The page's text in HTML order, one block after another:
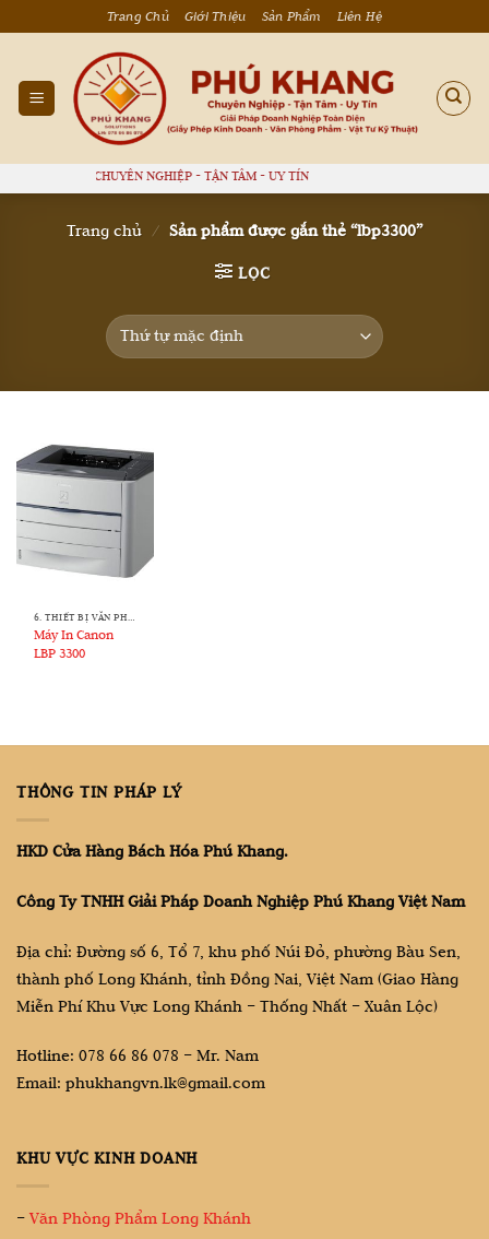
qua
dung
Trang Chủ Giới Thiệu Sản Phẩm Liên Hệ
KHANG - CHUYÊN NGHIỆP - TẬN TÂM - UY TÍN
Trang chủ / Sản phẩm được gắn thẻ “lbp3300”
LỌC
6. THIẾT BỊ VĂN PHÒNG
Máy In Canon
LBP 3300
THÔNG TIN PHÁP LÝ
HKD Cửa Hàng Bách Hóa Phú Khang.
Công Ty TNHH Giải Pháp Doanh Nghiệp Phú Khang Việt Nam
Địa chỉ: Đường số 6, Tổ 7, khu phố Núi Đỏ, phường Bàu Sen,
thành phố Long Khánh, tỉnh Đồng Nai, Việt Nam (Giao Hàng
Miễn Phí Khu Vực Long Khánh – Thống Nhất – Xuân Lộc)
Hotline: 078 66 86 078 – Mr. Nam
Email: phukhangvn.lk@gmail.com
KHU VỰC KINH DOANH
–Văn Phòng Phẩm Long Khánh